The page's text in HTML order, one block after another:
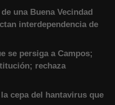
una Buena Vecindad
interdependencia de
se persiga a Campos;
rechaza
cepa del hantavirus que